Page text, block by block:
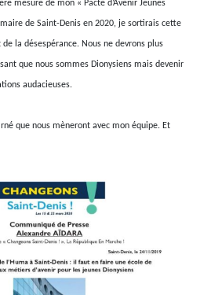
mesure de mon « Pacte d’Avenir Jeunes
maire de Saint-Denis en 2020, je sortirais cette
la désespérance. Nous ne devrons plus
que nous sommes Dionysiens mais devenir
audacieuses.
que nous mèneront avec mon équipe. Et